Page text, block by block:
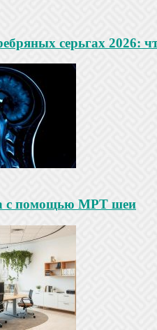
серьгах 2026:
с помощью МРТ шеи